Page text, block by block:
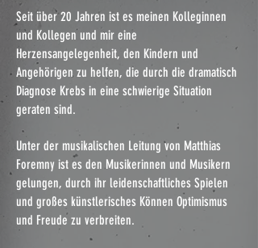
Seit über 20 Jahren ist es meinen Kolleginnen
und Kollegen und mir eine
Herzensangelegenheit, den Kindern und
Angehörigen zu helfen, die durch die dramatisch
Diagnose Krebs in eine schwierige Situation
geraten sind.
Unter der musikalischen Leitung von Matthias
Foremny ist es den Musikerinnen und Musikern
gelungen, durch ihr leidenschaftliches Spielen
und großes künstlerisches Können Optimismus
und Freude zu verbreiten.